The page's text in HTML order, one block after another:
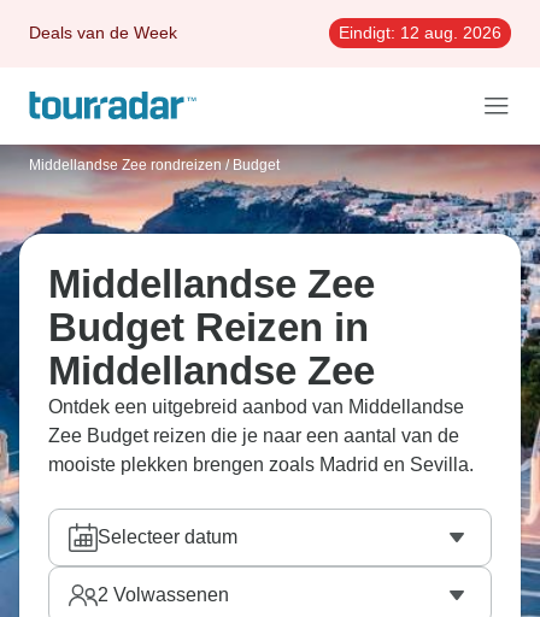
Deals van de Week Eindigt: 12 aug. 2026
Middellandse Zee rondreizen / Budget
Middellandse Zee
Budget Reizen in
Middellandse Zee
Ontdek een uitgebreid aanbod van Middellandse
Zee Budget reizen die je naar een aantal van de
mooiste plekken brengen zoals Madrid en Sevilla.
Selecteer datum
2 Volwassenen